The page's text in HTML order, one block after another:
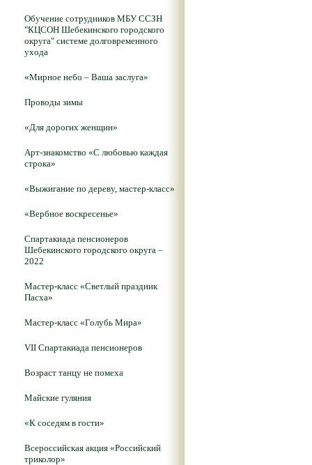
Обучение сотрудников МБУ ССЗН
"КЦСОН Шебекинского городского
округа" системе долговременного
ухода
«Мирное небо – Ваша заслуга»
Проводы зимы
«Для дорогих женщин»
Арт-знакомство «С любовью каждая
строка»
«Выжигание по дереву, мастер-класс»
«Вербное воскресенье»
Спартакиада пенсионеров
Шебекинского городского округа –
2022
Мастер-класс «Светлый праздник
Пасха»
Мастер-класс «Голубь Мира»
VII Спартакиада пенсионеров
Возраст танцу не помеха
Майские гуляния
«К соседям в гости»
Всероссийская акция «Российский
триколор»